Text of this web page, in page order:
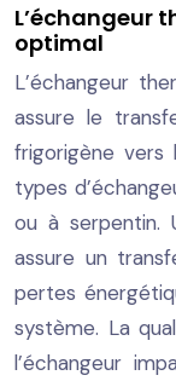
L’échangeur
optimal
L’échangeur
assure le
frigorigène vers
types
ou à serpentin.
assure un
pertes
système. La
l’échangeur